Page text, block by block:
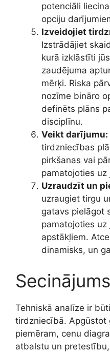
potenciāli
opciju
Izveidojiet
Izstrādājiet
kurā izklāstīti
zaudējuma
mērķi. Riska
nozīme bināro
definēts plāns
disciplīnu.
Veikt darījumu:
tirdzniecības
pirkšanas vai
pamatojoties uz
Uzraudzīt un
uzraugiet tirgu
gatavs pielāgot
pamatojoties
apstākļiem.
dinamisks, un
Secinājums
Tehniskā analīze ir
tirdzniecībā. Apgūstot
piemēram, cenu
atbalstu un